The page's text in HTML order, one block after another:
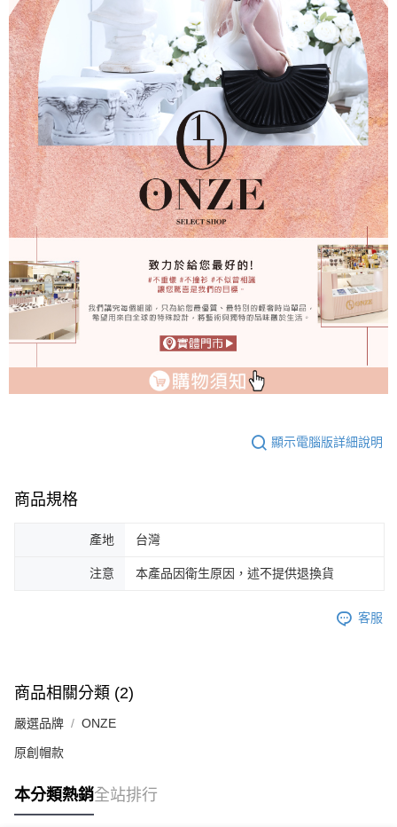
顯示電腦版詳細說明
商品規格
產地 台灣
注意 本產品因衛生原因，述不提供退換貨
客服
商品相關分類 (2)
嚴選品牌 ONZE
原創帽款
本分類熱銷全站排行